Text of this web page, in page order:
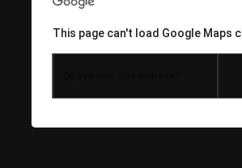
This page can't load Google Maps